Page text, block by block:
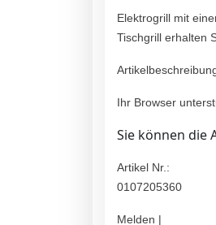
Elektrogrill mit
Tischgrill erhalten
Ihr Browser
Sie können die
Artikel Nr.:
0107205360
Melden |